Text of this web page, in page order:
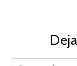
COMMENT